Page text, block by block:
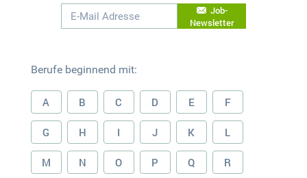
Job-
Newsletter
Berufe beginnend mit:
A B C D E F
G H I J K L
M N O P Q R